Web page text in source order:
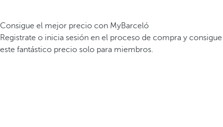
Consigue el mejor precio con MyBarceló
Registrate o inicia sesión en el proceso de compra y consigue
este fantástico precio solo para miembros.